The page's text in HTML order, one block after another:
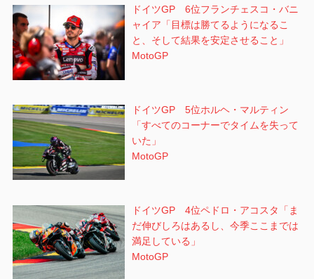
ドイツGP 6位フランチェスコ・バニ
ャイア「目標は勝てるようになるこ
と、そして結果を安定させること」
MotoGP
ドイツGP 5位ホルヘ・マルティン
「すべてのコーナーでタイムを失って
いた」
MotoGP
ドイツGP 4位ペドロ・アコスタ「ま
だ伸びしろはあるし、今季ここまでは
満足している」
MotoGP